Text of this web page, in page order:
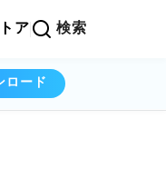
ア 検索
ロード